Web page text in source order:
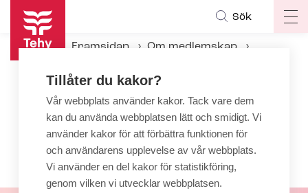
Hoppa
huvudinnehåll
Sök
Framsidan
Om medlemskap
Val av fackom­bud
I valet av fackombud väljer tehyiter
fackombud på arbetsplatsen.
Tillåter du kakor?
Vår webbplats använder kakor. Tack vare dem
kan du använda webbplatsen lätt och smidigt. Vi
använder kakor för att förbättra funktionen för
och användarens upplevelse av vår webbplats.
Vi använder en del kakor för statistikföring,
genom vilken vi utvecklar webbplatsen.